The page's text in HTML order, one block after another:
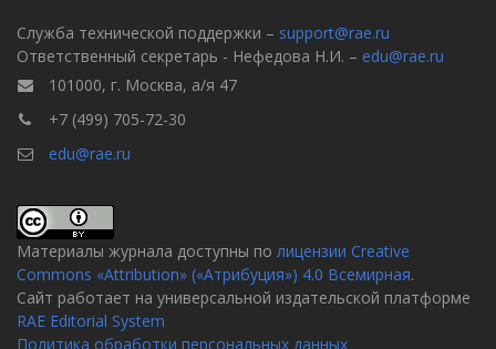
Служба технической поддержки – support@rae.ru
Ответственный секретарь - Нефедова Н.И. – edu@rae.ru
101000, г. Москва, а/я 47
+7 (499) 705-72-30
edu@rae.ru
Материалы журнала доступны по лицензии Creative
Commons «Attribution» («Атрибуция») 4.0 Всемирная.
Сайт работает на универсальной издательской платформе
RAE Editorial System
Политика обработки персональных данных